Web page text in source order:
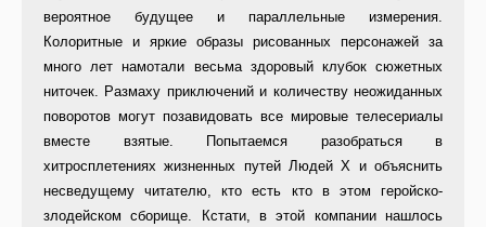
вероятное будущее и параллельные измерения.
Колоритные и яркие образы рисованных персонажей за
много лет намотали весьма здоровый клубок сюжетных
ниточек. Размаху приключений и количеству неожиданных
поворотов могут позавидовать все мировые телесериалы
вместе взятые. Попытаемся разобраться в
хитросплетениях жизненных путей Людей Х и объяснить
несведущему читателю, кто есть кто в этом геройско-
злодейском сборище. Кстати, в этой компании нашлось